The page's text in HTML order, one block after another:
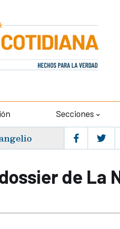
Secciones
de La